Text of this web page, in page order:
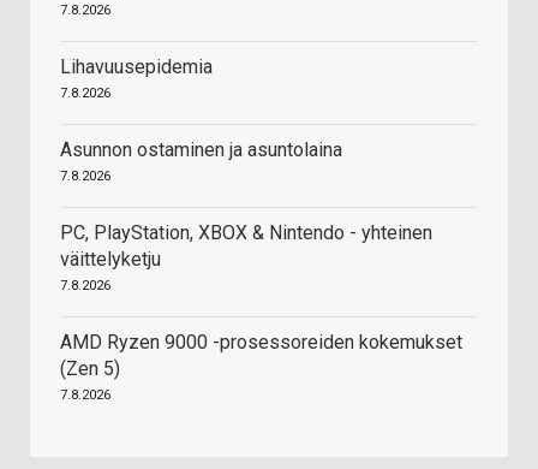
7.8.2026
Lihavuusepidemia
7.8.2026
Asunnon ostaminen ja asuntolaina
7.8.2026
PC, PlayStation, XBOX & Nintendo - yhteinen
väittelyketju
7.8.2026
AMD Ryzen 9000 -prosessoreiden kokemukset
(Zen 5)
7.8.2026